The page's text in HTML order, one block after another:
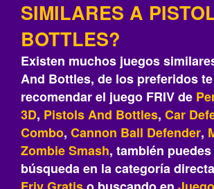
SIMILARES A
BOTTLES?
Existen muchos juegos
And Bottles, de los preferidos
recomendar el juego FRIV de
3D, Pistols And Bottles, Car
Combo, Cannon Ball Defender,
Zombie Smash, también
búsqueda en la categoría